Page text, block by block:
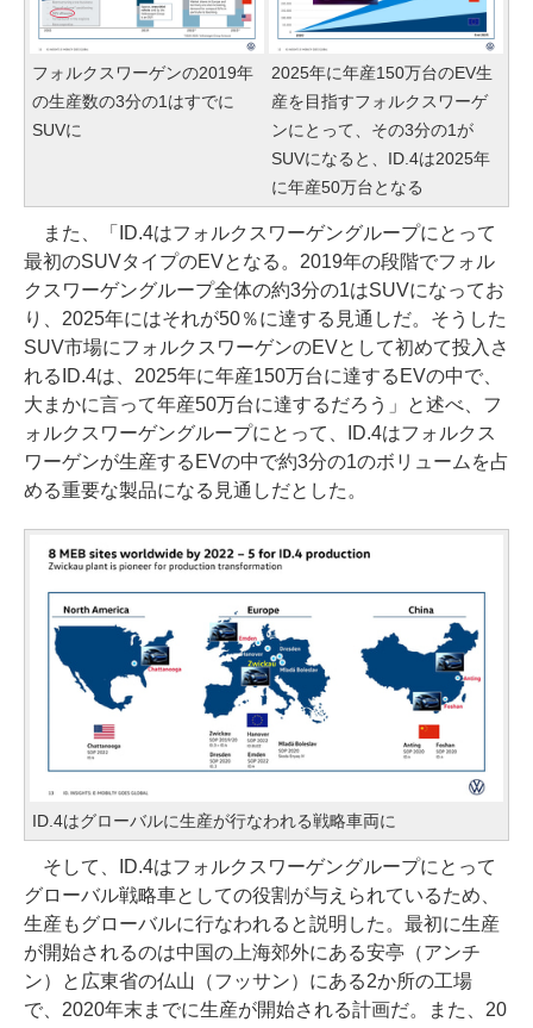
フォルクスワーゲンの2019年
の生産数の3分の1はすでに
SUVに
2025年に年産150万台のEV生
産を目指すフォルクスワーゲ
ンにとって、その3分の1が
SUVになると、ID.4は2025年
に年産50万台となる
また、「ID.4はフォルクスワーゲングループにとって
最初のSUVタイプのEVとなる。2019年の段階でフォル
クスワーゲングループ全体の約3分の1はSUVになってお
り、2025年にはそれが50％に達する見通しだ。そうした
SUV市場にフォルクスワーゲンのEVとして初めて投入さ
れるID.4は、2025年に年産150万台に達するEVの中で、
大まかに言って年産50万台に達するだろう」と述べ、フ
ォルクスワーゲングループにとって、ID.4はフォルクス
ワーゲンが生産するEVの中で約3分の1のボリュームを占
める重要な製品になる見通しだとした。
ID.4はグローバルに生産が行なわれる戦略車両に
そして、ID.4はフォルクスワーゲングループにとって
グローバル戦略車としての役割が与えられているため、
生産もグローバルに行なわれると説明した。最初に生産
が開始されるのは中国の上海郊外にある安亭（アンチ
ン）と広東省の仏山（フッサン）にある2か所の工場
で、2020年末までに生産が開始される計画だ。また、20